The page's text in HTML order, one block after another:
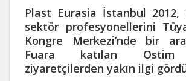
Plast Eurasia İstanbul 2012,
sektör profesyonellerini
Kongre Merkezi’nde bir
Fuara katılan Ostim
ziyaretçilerden yakın ilgi